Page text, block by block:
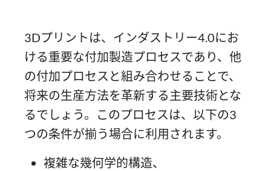
3Dプリントは、インダストリー4.0にお
ける重要な付加製造プロセスであり、他
の付加プロセスと組み合わせることで、
将来の生産方法を革新する主要技術とな
るでしょう。このプロセスは、以下の3
つの条件が揃う場合に利用されます。
複雑な幾何学的構造、